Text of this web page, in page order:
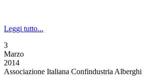
Leggi tutto...
3
Marzo
2014
Associazione Italiana Confindustria Alberghi